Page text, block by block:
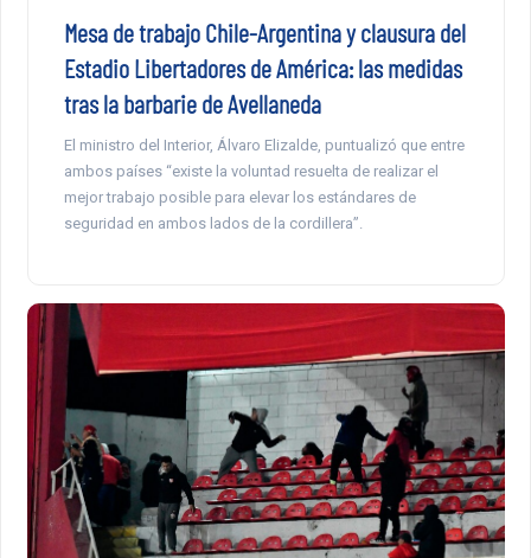
Mesa de trabajo Chile-Argentina y clausura del
Estadio Libertadores de América: las medidas
tras la barbarie de Avellaneda
El ministro del Interior, Álvaro Elizalde, puntualizó que entre
ambos países “existe la voluntad resuelta de realizar el
mejor trabajo posible para elevar los estándares de
seguridad en ambos lados de la cordillera”.